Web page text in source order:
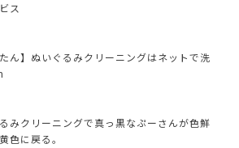
ス
たん】ぬいぐるみクリーニングはネットで洗
みクリーニングで真っ黒なぷーさんが色鮮
色に戻る。